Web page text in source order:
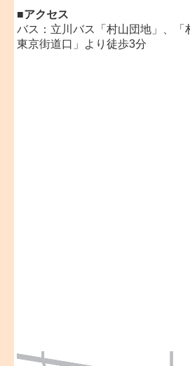
■アクセス
バス：立川バス
「村山団地」、
東京街道口」より徒歩3分